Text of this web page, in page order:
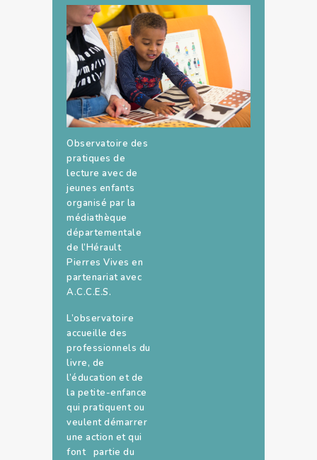
Observatoire des
pratiques de
lecture avec de
jeunes enfants
organisé par la
médiathèque
départementale
de l’Hérault
Pierres Vives en
partenariat avec
A.C.C.E.S.
L’observatoire
accueille des
professionnels du
livre, de
l’éducation et de
la petite-enfance
qui pratiquent ou
veulent démarrer
une action et qui
font partie du